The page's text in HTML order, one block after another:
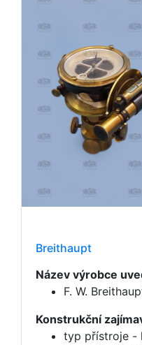
Breithaupt
Název výrobce
F. W.
Konstrukční
typ přístroje -